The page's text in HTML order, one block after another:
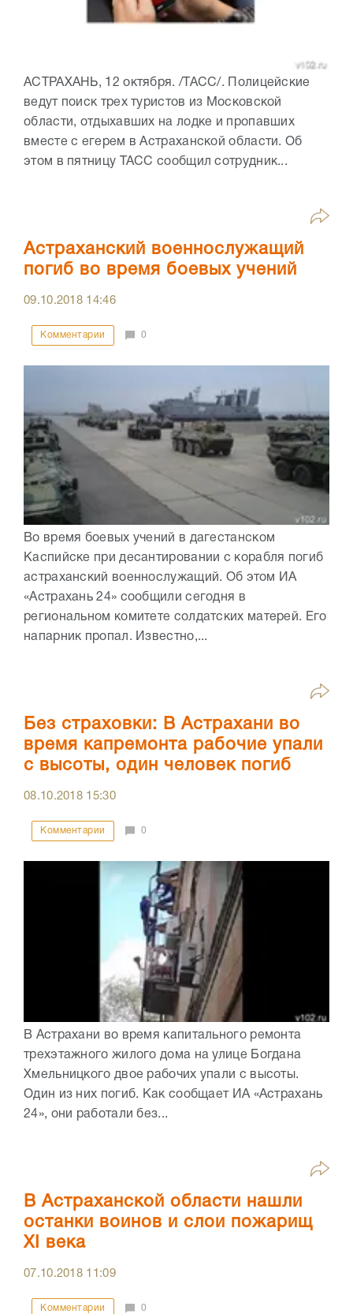
АСТРАХАНЬ, 12 октября. /ТАСС/. Полицейские
ведут поиск трех туристов из Московской
области, отдыхавших на лодке и пропавших
вместе с егерем в Астраханской области. Об
этом в пятницу ТАСС сообщил сотрудник...
Астраханский военнослужащий
погиб во время боевых учений
09.10.2018 14:46
Комментарии 0
Во время боевых учений в дагестанском
Каспийске при десантировании с корабля погиб
астраханский военнослужащий. Об этом ИА
«Астрахань 24» сообщили сегодня в
региональном комитете солдатских матерей. Его
напарник пропал. Известно,...
Без страховки: В Астрахани во
время капремонта рабочие упали
с высоты, один человек погиб
08.10.2018 15:30
Комментарии 0
В Астрахани во время капитального ремонта
трехэтажного жилого дома на улице Богдана
Хмельницкого двое рабочих упали с высоты.
Один из них погиб. Как сообщает ИА «Астрахань
24», они работали без...
В Астраханской области нашли
останки воинов и слои пожарищ
XI века
07.10.2018 11:09
Комментарии 0